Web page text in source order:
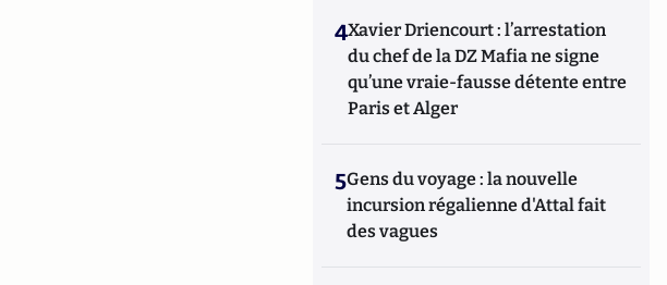
4Xavier Driencourt : l’arrestation
du chef de la DZ Mafia ne signe
qu’une vraie-fausse détente entre
Paris et Alger
5Gens du voyage : la nouvelle
incursion régalienne d'Attal fait
des vagues